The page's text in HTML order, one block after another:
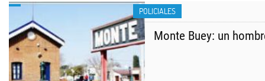
POLICIALES
Monte Buey: un